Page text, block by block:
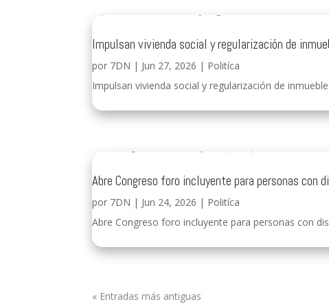
Impulsan vivienda social y regularización de
por 7DN | Jun 27, 2026 | Politíca
Impulsan vivienda social y regularización de
Abre Congreso foro incluyente para personas con
por 7DN | Jun 24, 2026 | Politíca
Abre Congreso foro incluyente para personas con
« Entradas más antiguas